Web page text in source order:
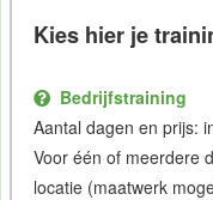
Kies hier je
Bedrijfstraining
Aantal dagen en prijs:
Voor één of meerdere
locatie (maatwerk